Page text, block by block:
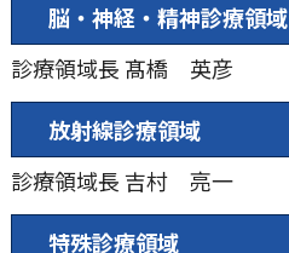
脳・神経・精神診療領域
診療領域長髙橋 英彦
放射線診療領域
診療領域長吉村 亮⼀
特殊診療領域